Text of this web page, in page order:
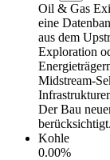
Oil & Gas
eine
aus dem
Exploration
Midstream-
Der Bau
Kohle
0.00%